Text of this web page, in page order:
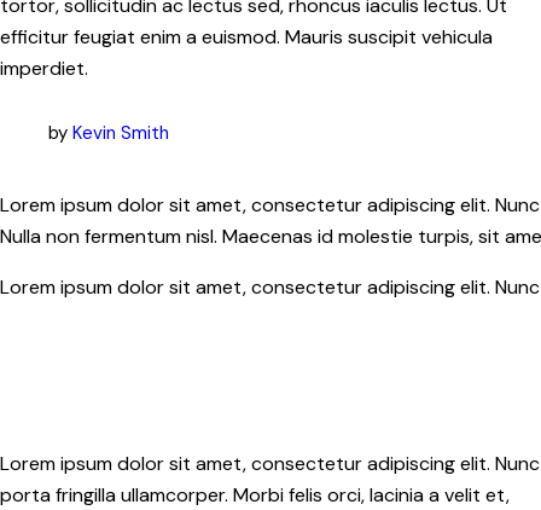
tortor, sollicitudin ac lectus sed, rhoncus iaculis lectus. Ut
efficitur feugiat enim a euismod. Mauris suscipit vehicula
imperdiet.
by Kevin Smith
Lorem ipsum dolor sit amet, consectetur adipiscing elit.
Nulla non fermentum nisl. Maecenas id molestie turpis, sit
Lorem ipsum dolor sit amet, consectetur adipiscing elit.
Lorem ipsum dolor sit amet, consectetur adipiscing elit. Nunc
porta fringilla ullamcorper. Morbi felis orci, lacinia a velit et,